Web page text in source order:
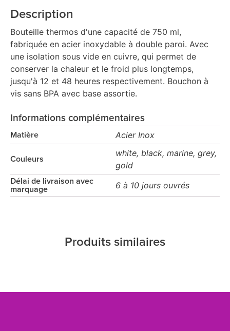
Description
Bouteille thermos d'une capacité de 750 ml,
fabriquée en acier inoxydable à double paroi. Avec
une isolation sous vide en cuivre, qui permet de
conserver la chaleur et le froid plus longtemps,
jusqu'à 12 et 48 heures respectivement. Bouchon à
vis sans BPA avec base assortie.
Informations complémentaires
Matière Acier Inox
Couleurs
white, black, marine, grey,
gold
Délai de livraison avec
marquage
6 à 10 jours ouvrés
Produits similaires